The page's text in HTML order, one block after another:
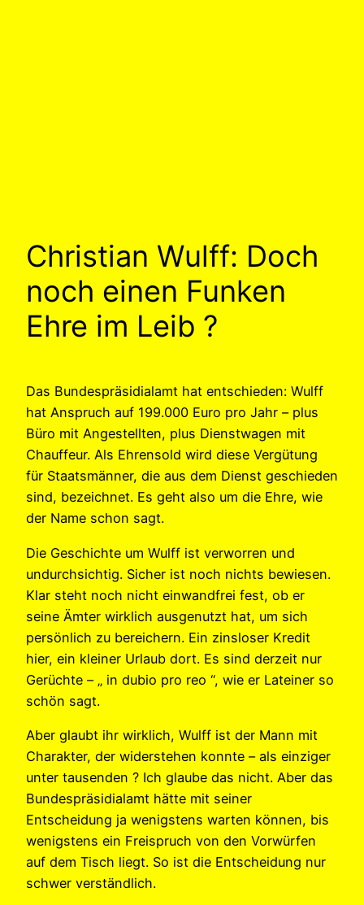
Christian Wulff: Doch
noch einen Funken
Ehre im Leib ?
Das Bundespräsidialamt hat entschieden: Wulff
hat Anspruch auf 199.000 Euro pro Jahr – plus
Büro mit Angestellten, plus Dienstwagen mit
Chauffeur. Als Ehrensold wird diese Vergütung
für Staatsmänner, die aus dem Dienst geschieden
sind, bezeichnet. Es geht also um die Ehre, wie
der Name schon sagt.
Die Geschichte um Wulff ist verworren und
undurchsichtig. Sicher ist noch nichts bewiesen.
Klar steht noch nicht einwandfrei fest, ob er
seine Ämter wirklich ausgenutzt hat, um sich
persönlich zu bereichern. Ein zinsloser Kredit
hier, ein kleiner Urlaub dort. Es sind derzeit nur
Gerüchte – „ in dubio pro reo “, wie er Lateiner so
schön sagt.
Aber glaubt ihr wirklich, Wulff ist der Mann mit
Charakter, der widerstehen konnte – als einziger
unter tausenden ? Ich glaube das nicht. Aber das
Bundespräsidialamt hätte mit seiner
Entscheidung ja wenigstens warten können, bis
wenigstens ein Freispruch von den Vorwürfen
auf dem Tisch liegt. So ist die Entscheidung nur
schwer verständlich.